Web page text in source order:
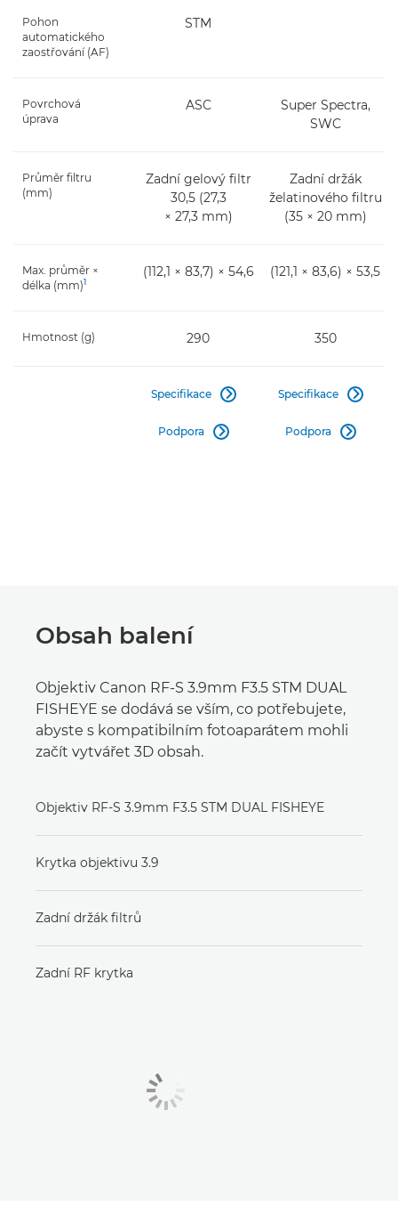
Pohon
automatického
zaostřování (AF)
STM
Povrchová
úprava
ASC
Super Spectra,
SWC
Průměr filtru
(mm)
Zadní gelový filtr
30,5 (27,3
× 27,3 mm)
Zadní držák
želatinového filtru
(35 × 20 mm)
Max. průměr ×
délka (mm)1
(112,1 × 83,7) × 54,6 (121,1 × 83,6) × 53,5
Hmotnost (g) 290 350
Specifikace 
Podpora 
Specifikace 
Podpora 
Obsah balení
Objektiv Canon RF-S 3.9mm F3.5 STM DUAL
FISHEYE se dodává se vším, co potřebujete,
abyste s kompatibilním fotoaparátem mohli
začít vytvářet 3D obsah.
Objektiv RF-S 3.9mm F3.5 STM DUAL FISHEYE
Krytka objektivu 3.9
Zadní držák filtrů
Zadní RF krytka